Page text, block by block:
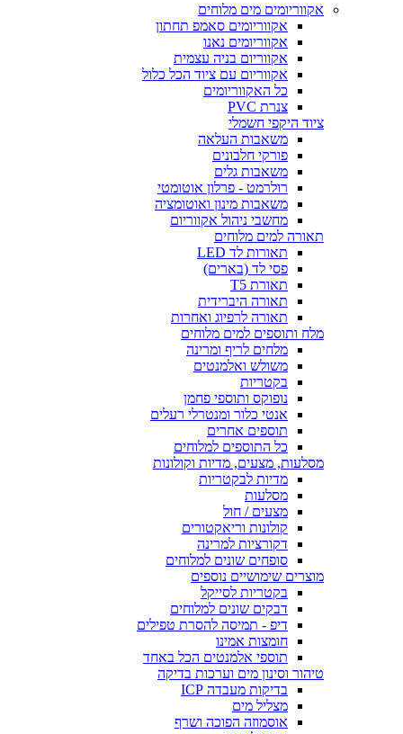
אקווריומים מים מלוחים
אקווריומים סאמפ תחתון
אקווריומים נאנו
אקווריום בניה עצמית
אקווריום עם ציוד הכל כלול
כל האקווריומים
צנרת PVC
ציוד היקפי חשמלי
משאבות העלאה
פורקי חלבונים
משאבות גלים
רולרמט - פרלון אוטומטי
משאבות מינון ואוטומציה
מחשבי ניהול אקווריום
תאורה למים מלוחים
תאורות לד LED
פסי לד (בארים)
תאורת T5
תאורה היברידית
תאורה לרפיוג ואחרות
מלח ותוספים למים מלוחים
מלחים לריף ומרינה
משולש ואלמנטים
בקטריות
נופוקס ותוספי פחמן
אנטי כלור ומנטרלי רעלים
תוספים אחרים
כל התוספים למלוחים
מסלעות, מצעים, מדיות וקולונות
מדיות לבקטריות
מסלעות
מצעים / חול
קולונות וריאקטורים
דקורציות למרינה
סופחים שונים למלוחים
מוצרים שימושיים נוספים
בקטריות לסייקל
דבקים שונים למלוחים
דיפ - תמיסה להסרת טפילים
חומצות אמינו
תוספי אלמנטים הכל באחד
טיהור וסינון מים וערכות בדיקה
בדיקות מעבדה ICP
מצליל מים
אוסמוזה הפוכה ושרף